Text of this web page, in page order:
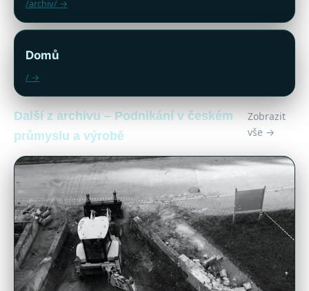
/archiv/ →
Domů
/ →
Další z archivu – Podnikání v českém
průmyslu a výrobě
Zobrazit
vše →